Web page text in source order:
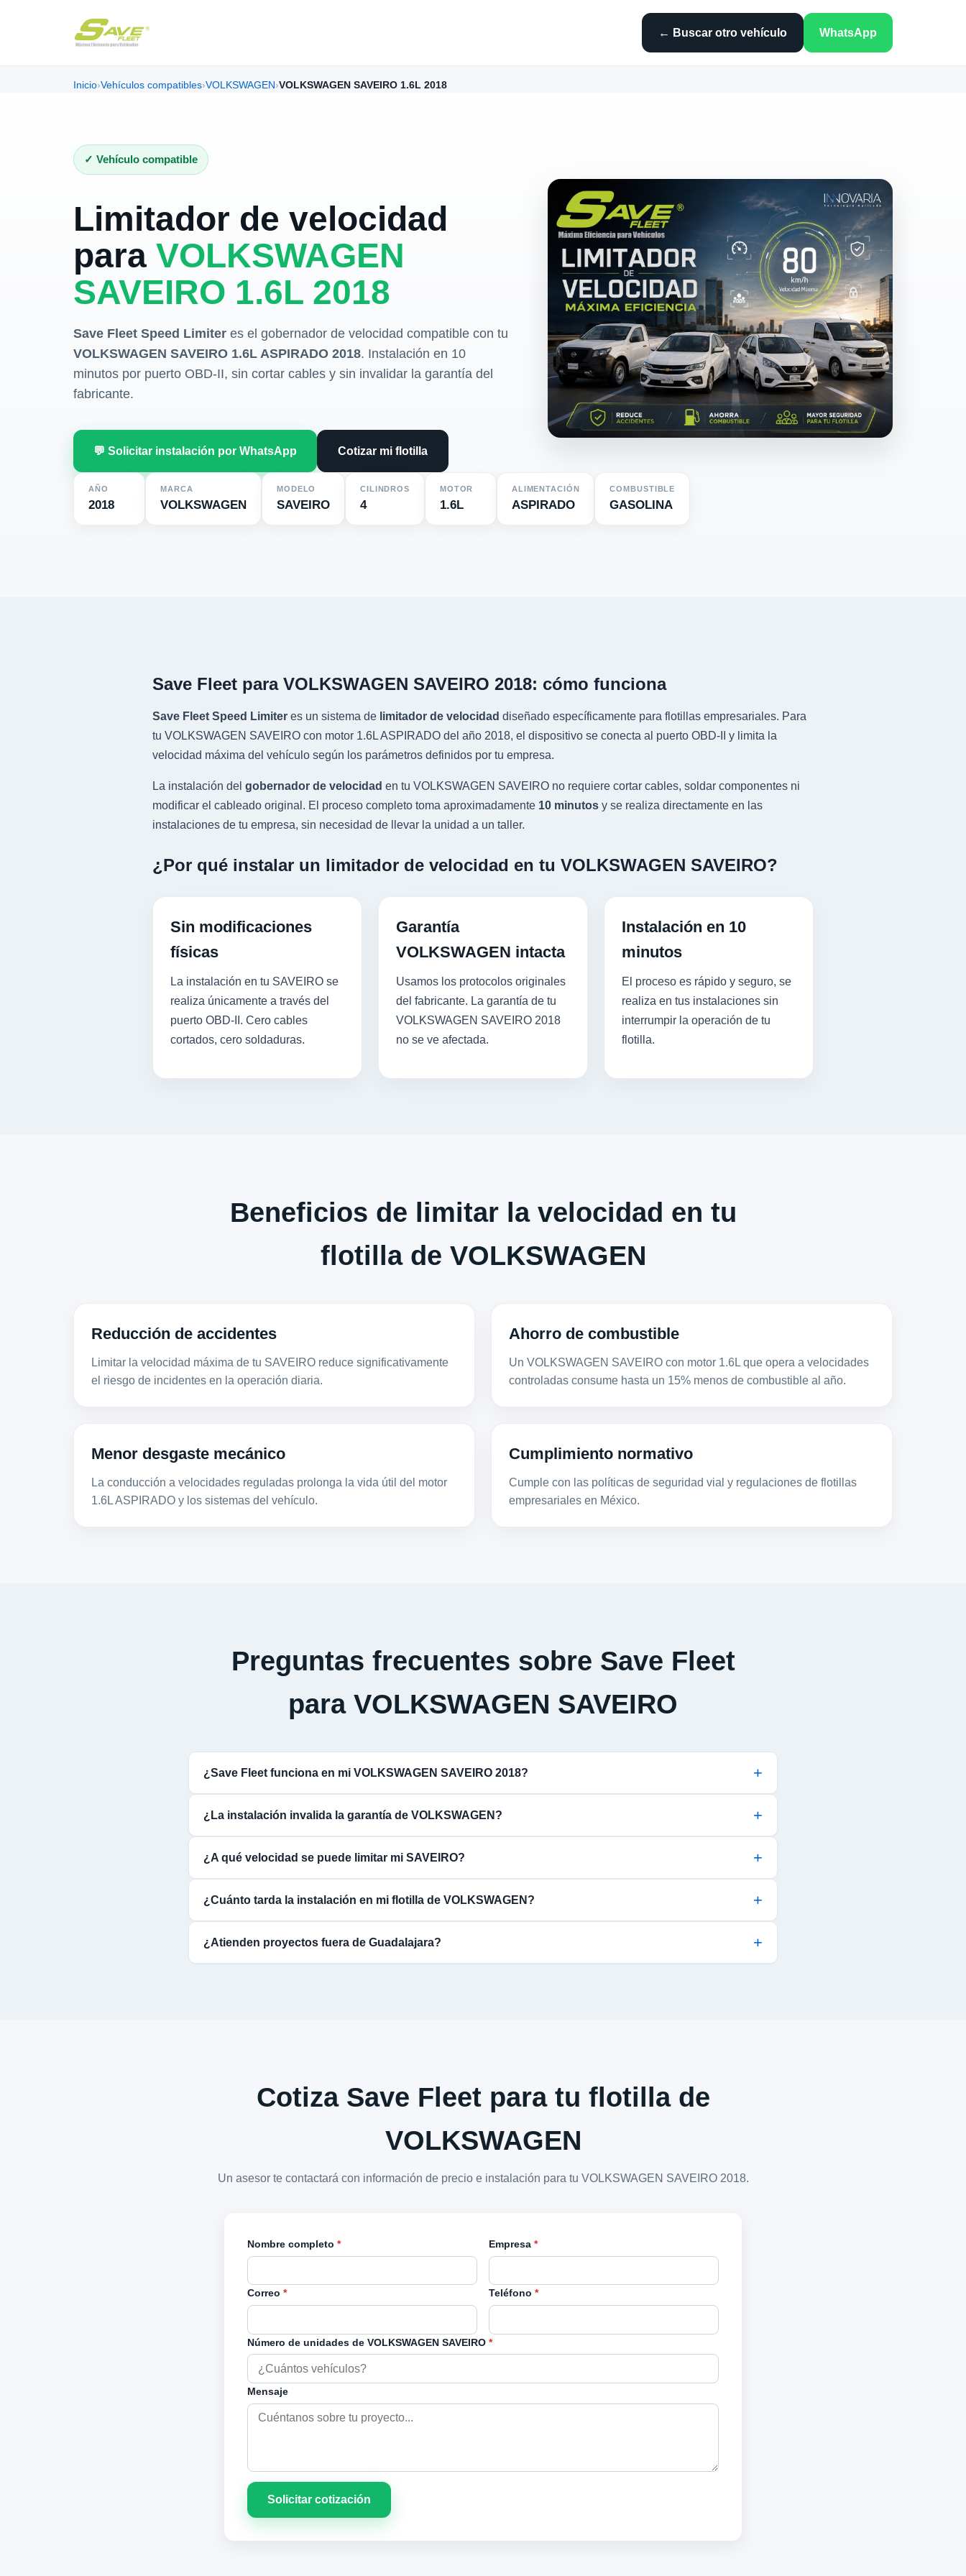
← Buscar otro vehículo WhatsApp
Inicio›Vehículos compatibles›VOLKSWAGEN ›VOLKSWAGEN SAVEIRO 1.6L 2018
✓ Vehículo compatible
Limitador de velocidad
para VOLKSWAGEN
SAVEIRO 1.6L 2018
Save Fleet Speed Limiter es el gobernador de velocidad compatible con tu
VOLKSWAGEN SAVEIRO 1.6L ASPIRADO 2018. Instalación en 10
minutos por puerto OBD-II, sin cortar cables y sin invalidar la garantía del
fabricante.
💬 Solicitar instalación por WhatsApp Cotizar mi flotilla
AÑO
2018
MARCA
VOLKSWAGEN
MODELO
SAVEIRO
CILINDROS
4
MOTOR
1.6L
ALIMENTACIÓN
ASPIRADO
COMBUSTIBLE
GASOLINA
Save Fleet para VOLKSWAGEN SAVEIRO 2018: cómo funciona
Save Fleet Speed Limiter es un sistema de limitador de velocidad diseñado específicamente para flotillas empresariales. Para
tu VOLKSWAGEN SAVEIRO con motor 1.6L ASPIRADO del año 2018, el dispositivo se conecta al puerto OBD-II y limita la
velocidad máxima del vehículo según los parámetros definidos por tu empresa.
La instalación del gobernador de velocidad en tu VOLKSWAGEN SAVEIRO no requiere cortar cables, soldar componentes ni
modificar el cableado original. El proceso completo toma aproximadamente 10 minutos y se realiza directamente en las
instalaciones de tu empresa, sin necesidad de llevar la unidad a un taller.
¿Por qué instalar un limitador de velocidad en tu VOLKSWAGEN SAVEIRO?
Sin modificaciones
físicas
La instalación en tu SAVEIRO se
realiza únicamente a través del
puerto OBD-II. Cero cables
cortados, cero soldaduras.
Garantía
VOLKSWAGEN intacta
Usamos los protocolos originales
del fabricante. La garantía de tu
VOLKSWAGEN SAVEIRO 2018
no se ve afectada.
Instalación en 10
minutos
El proceso es rápido y seguro, se
realiza en tus instalaciones sin
interrumpir la operación de tu
flotilla.
Beneficios de limitar la velocidad en tu
flotilla de VOLKSWAGEN
Reducción de accidentes
Limitar la velocidad máxima de tu SAVEIRO reduce significativamente
el riesgo de incidentes en la operación diaria.
Ahorro de combustible
Un VOLKSWAGEN SAVEIRO con motor 1.6L que opera a velocidades
controladas consume hasta un 15% menos de combustible al año.
Menor desgaste mecánico
La conducción a velocidades reguladas prolonga la vida útil del motor
1.6L ASPIRADO y los sistemas del vehículo.
Cumplimiento normativo
Cumple con las políticas de seguridad vial y regulaciones de flotillas
empresariales en México.
Preguntas frecuentes sobre Save Fleet
para VOLKSWAGEN SAVEIRO
¿Save Fleet funciona en mi VOLKSWAGEN SAVEIRO 2018?
¿La instalación invalida la garantía de VOLKSWAGEN?
¿A qué velocidad se puede limitar mi SAVEIRO?
¿Cuánto tarda la instalación en mi flotilla de VOLKSWAGEN?
¿Atienden proyectos fuera de Guadalajara?
Cotiza Save Fleet para tu flotilla de
VOLKSWAGEN
Un asesor te contactará con información de precio e instalación para tu VOLKSWAGEN SAVEIRO 2018.
Nombre completo * Empresa *
Correo * Teléfono *
Número de unidades de VOLKSWAGEN SAVEIRO *
Mensaje
Solicitar cotización